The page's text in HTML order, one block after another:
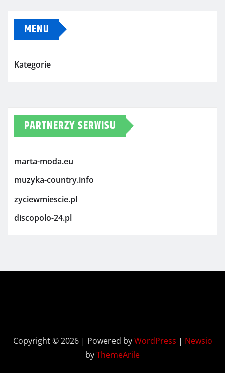
MENU
Kategorie
PARTNERZY SERWISU
marta-moda.eu
muzyka-country.info
zyciewmiescie.pl
discopolo-24.pl
Copyright © 2026 | Powered byWordPress | Newsio
byThemeArile